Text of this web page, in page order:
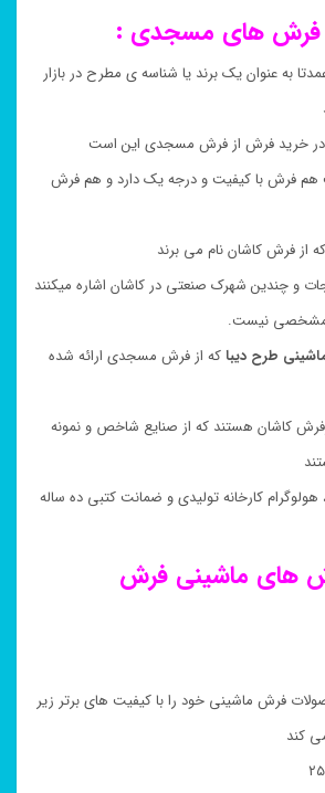
فرش های مسجدی :
به عنوان یک برند یا شناسه ی مطرح در بازار
در خرید فرش از فرش مسجدی این است
فرش با کیفیت و درجه یک دارد و هم فرش
از فرش کاشان نام می برند
و چندین شهرک صنعتی در کاشان اشاره میکنند
مشخصی نیست.
طرح دیبا که از فرش مسجدی ارائه شده
کاشان هستند که از صنایع شاخص و نمونه
هولوگرام کارخانه تولیدی و ضمانت کتبی ده ساله
های ماشینی فرش
فرش ماشینی خود را با کیفیت های برتر زیر
کند